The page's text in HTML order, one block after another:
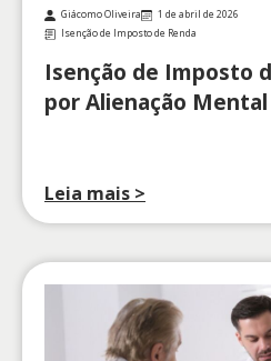
Giácomo Oliveira
1 de abril de 2026
Isenção de Imposto de Renda
Isenção de Imposto
por Alienação Mental
Leia mais >